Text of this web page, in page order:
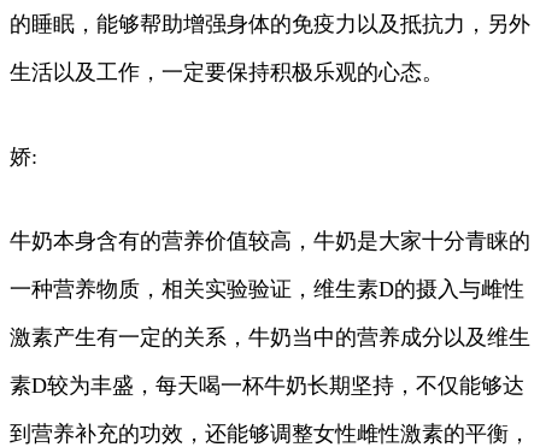
的睡眠，能够帮助增强身体的免疫力以及抵抗力，另外
生活以及工作，一定要保持积极乐观的心态。
娇:
牛奶本身含有的营养价值较高，牛奶是大家十分青睐的
一种营养物质，相关实验验证，维生素D的摄入与雌性
激素产生有一定的关系，牛奶当中的营养成分以及维生
素D较为丰盛，每天喝一杯牛奶长期坚持，不仅能够达
到营养补充的功效，还能够调整女性雌性激素的平衡，